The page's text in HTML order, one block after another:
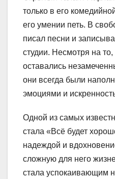
только в его
его умении петь. В
писал песни и
студии. Несмотря на
оставались
они всегда были
эмоциями и
Одной из самых
стала «Всё будет
надеждой и
сложную для него
стала успокаивающим